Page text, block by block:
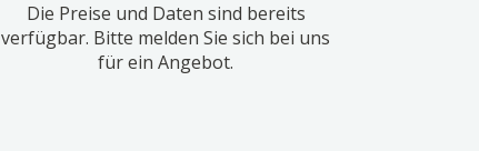
Die Preise und Daten sind bereits
verfügbar. Bitte melden Sie sich bei uns
für ein Angebot.